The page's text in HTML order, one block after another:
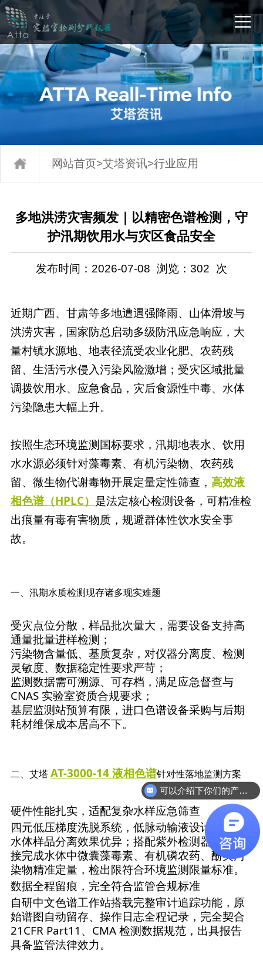
网站首页>艾塔资讯>行业应用
多地洪涝灾害频发｜以精密色谱检测，守
护汛期饮用水与灾区食品安全
发布时间：2026-07-08 浏览： 302 次
近期广西、甘肃等多地遭遇强降雨、山体滑坡与
洪涝灾害，国家防总启动多级防汛应急响应，大
量村镇水源地、地表径流受农业化肥、农药残
留、生活污水侵入污染风险激增；受灾区域批量
调拨饮用水、应急食品，灾后食源性中毒、水体
污染隐患大幅上升。
按照生态环境监测国标要求，汛期地表水、饮用
水水源必须针对藻毒素、有机污染物、农药残
留、微生物代谢毒物开展定量定性筛查， 高效液
相色谱（HPLC） 是法定核心检测设备，可精准检
出痕量有毒有害物质，规避群体性饮水安全事
故。
一、汛期水质检测现存诸多现实难题
受灾点位分散，样品批次量大，需要设备支持高
通量批量进样检测；
污染物含量低、基质复杂，对仪器分离度、检测
灵敏度、数据稳定性要求严苛；
监测数据需可溯源、可存档，满足应急督查与
CNAS 实验室资质合规要求；
基层监测站预算有限，进口色谱设备采购与后期
耗材维保成本居高不下。
二、艾塔AT-3000-14 液相色谱针对性落地监测方案
硬件性能扎实，适配复杂水样应急筛查
四元低压梯度洗脱系统，低脉动输液设计，复杂
水体样品分离效果优异；搭配紫外检测器，可直
接完成水体中微囊藻毒素、有机磷农药、酚类污
染物精准定量，检出限符合环境监测限量标准。
数据全程留痕，完全符合监管合规标准
自研中文色谱工作站搭载完整审计追踪功能，原
始谱图自动留存、操作日志全程记录，完全契合
21CFR Part11、CMA 检测数据规范，出具报告
具备监管法律效力。
可以介绍下你们的产品么